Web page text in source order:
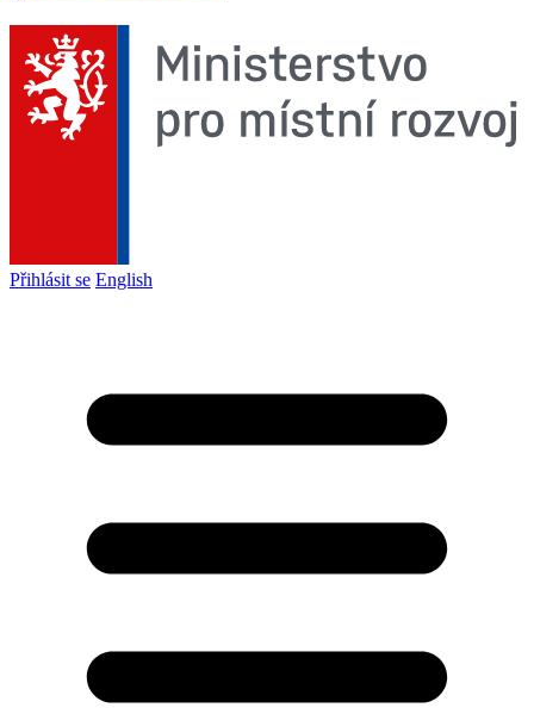
Přihlásit se English